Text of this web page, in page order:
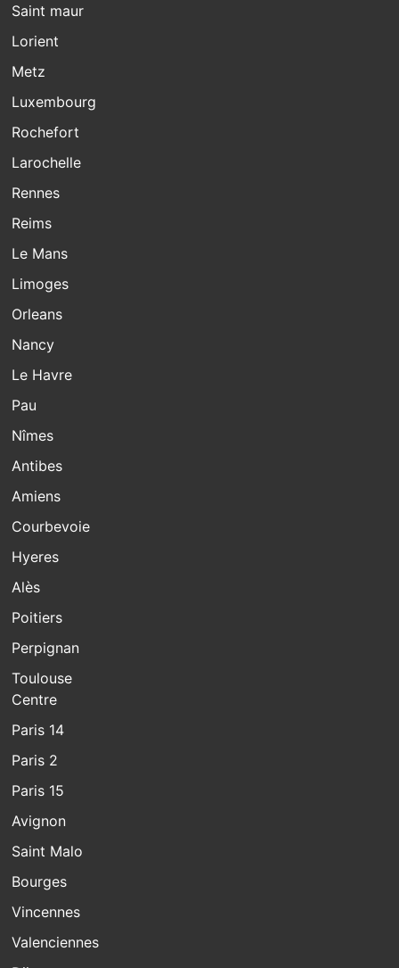
Saint maur
Lorient
Metz
Luxembourg
Rochefort
Larochelle
Rennes
Reims
Le Mans
Limoges
Orleans
Nancy
Le Havre
Pau
Nîmes
Antibes
Amiens
Courbevoie
Hyeres
Alès
Poitiers
Perpignan
Toulouse
Centre
Paris 14
Paris 2
Paris 15
Avignon
Saint Malo
Bourges
Vincennes
Valenciennes